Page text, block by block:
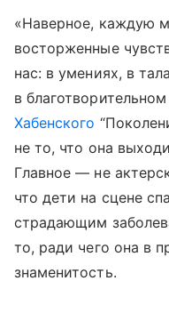
«Наверное, каждую
восторженные
нас: в умениях, в
в
Хабенского
не то, что она
Главное — не
что дети на сцене
страдающим
то, ради чего она в
знаменитость.